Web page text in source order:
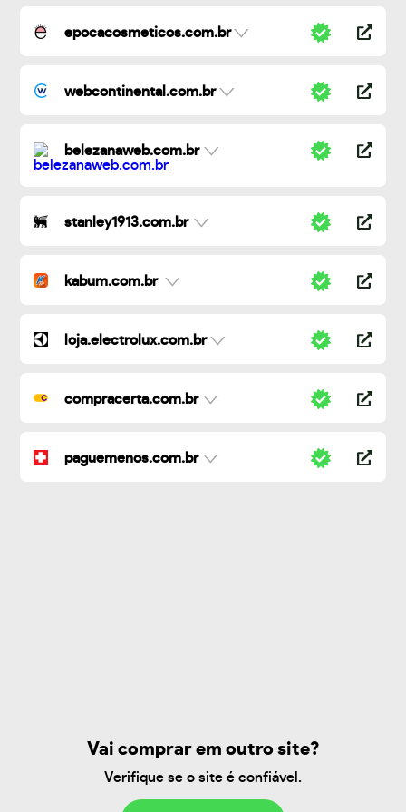
epocacosmeticos.com.br
webcontinental.com.br
belezanaweb.com.br
stanley1913.com.br
kabum.com.br
loja.electrolux.com.br
compracerta.com.br
paguemenos.com.br
Vai comprar em outro site?
Verifique se o site é confiável.